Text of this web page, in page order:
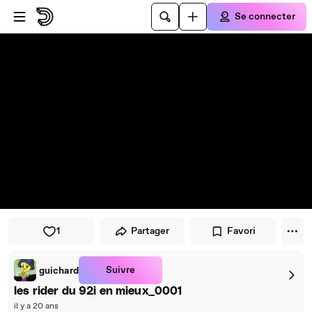
Passer au player
Passer au contenu principal
Se connecter
1 Partager Favori
guichard Suivre
les rider du 92i en mieux_0001
il y a 20 ans